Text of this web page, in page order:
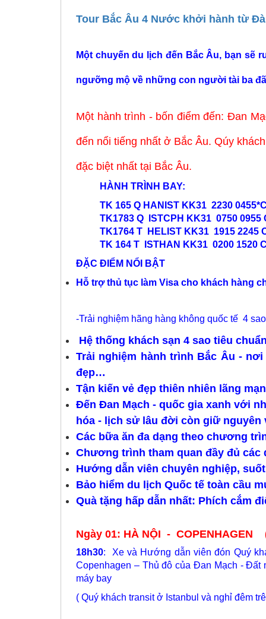
Tour Bắc Âu 4 Nước khởi hành từ
Một chuyến du lịch đến Bắc Âu, bạn sẽ
ngưỡng mộ về những con người tài ba
Một hành trình - bốn điểm đến: Đan
đến nổi tiếng nhất ở Bắc Âu. Qúy
đặc biệt nhất tại Bắc Âu.
HÀNH TRÌNH BAY:
TK 165 Q HANIST KK31 2230
TK1783 Q ISTCPH KK31 0750 0955
TK1764 T HELIST KK31 1915 2245
TK 164 T ISTHAN KK31 0200 1520
ĐẶC ĐIỂM NỔI BẬT
Hỗ trợ thủ tục làm Visa cho khách hàng
-Trải nghiệm hãng hàng không quốc tế 4
Hệ thống khách sạn 4 sao tiêu
Trải nghiệm hành trình Bắc Âu -
đẹp…
Tận kiến vẻ đẹp thiên nhiên lãng
Đến Đan Mạch - quốc gia xanh với
hóa - lịch sử lâu đời còn giữ nguyên
Các bữa ăn đa dạng theo chương
Chương trình tham quan đầy đủ các
Hướng dẫn viên chuyên nghiệp,
Bảo hiểm du lịch Quốc tế toàn cầu
Quà tặng hấp dẫn nhất: Phích cắm
Ngày 01: HÀ NỘI - COPENHAGEN
18h30: Xe và Hướng dẫn viên đón Quý
Copenhagen – Thủ đô của Đan Mạch - Đất
máy bay
( Quý khách transit ở Istanbul và nghỉ đêm